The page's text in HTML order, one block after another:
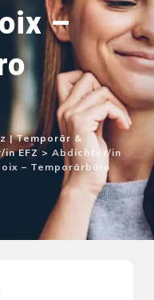
–
| Temporär &
EFZ > Abdichter/in
– Temporärbüro